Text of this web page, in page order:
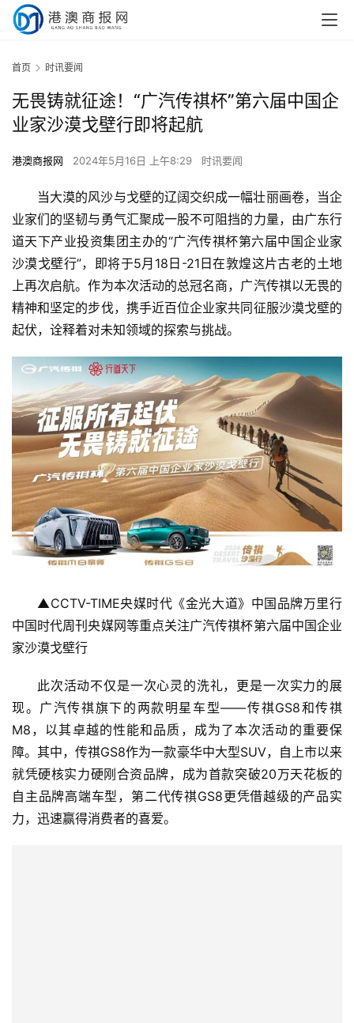
首页 时讯要闻
无畏铸就征途！“广汽传祺杯”第六届中国企
业家沙漠戈壁行即将起航
港澳商报网 2024年5月16日 上午8:29 时讯要闻
当大漠的风沙与戈壁的辽阔交织成一幅壮丽画卷，当企
业家们的坚韧与勇气汇聚成一股不可阻挡的力量，由广东行
道天下产业投资集团主办的“广汽传祺杯第六届中国企业家
沙漠戈壁行”，即将于5月18日-21日在敦煌这片古老的土地
上再次启航。作为本次活动的总冠名商，广汽传祺以无畏的
精神和坚定的步伐，携手近百位企业家共同征服沙漠戈壁的
起伏，诠释着对未知领域的探索与挑战。
▲CCTV-TIME央媒时代《金光大道》中国品牌万里行
中国时代周刊央媒网等重点关注广汽传祺杯第六届中国企业
家沙漠戈壁行
此次活动不仅是一次心灵的洗礼，更是一次实力的展
现。广汽传祺旗下的两款明星车型——传祺GS8和传祺
M8，以其卓越的性能和品质，成为了本次活动的重要保
障。其中，传祺GS8作为一款豪华中大型SUV，自上市以来
就凭硬核实力硬刚合资品牌，成为首款突破20万天花板的
自主品牌高端车型，第二代传祺GS8更凭借越级的产品实
力，迅速赢得消费者的喜爱。